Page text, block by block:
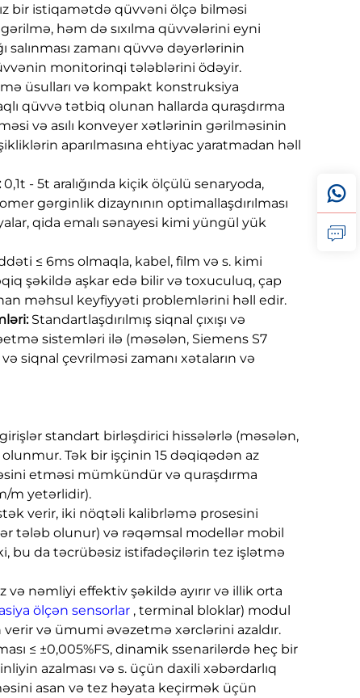
bir istiqamətdə qüvvəni ölçə bilməsi
həm də sıxılma qüvvələrini eyni
salınması zamanı qüvvə dəyərlərinin
monitorinqi tələblərini ödəyir.
üsulları və kompakt konstruksiya
qüvvə tətbiq olunan hallarda quraşdırma
və asılı konveyer xətlərinin gərilməsinin
aparılmasına ehtiyac yaratmadan həll
0,1t - 5t aralığında kiçik ölçülü senaryoda,
gərginlik dizaynının optimallaşdırılması
qida emalı sənayesi kimi yüngül yük
≤ 6ms olmaqla, kabel, film və s. kimi
şəkildə aşkar edə bilir və toxuculuq, çap
məhsul keyfiyyəti problemlərini həll edir.
Standartlaşdırılmış siqnal çıxışı və
sistemləri ilə (məsələn, Siemens S7
siqnal çevrilməsi zamanı xətaların və
standart birləşdirici hissələrlə (məsələn,
Tək bir işçinin 15 dəqiqədən az
etməsi mümkündür və quraşdırma
m yetərlidir).
verir, iki nöqtəli kalibrləmə prosesini
tələb olunur) və rəqəmsal modellər mobil
bu da təcrübəsiz istifadəçilərin tez işlətmə
və nəmliyi effektiv şəkildə ayırır və illik orta
ölçən sensorlar , terminal bloklar) modul
verir və ümumi əvəzetmə xərclərini azaldır.
≤ ±0,005%FS, dinamik ssenarilərdə heç bir
azalması və s. üçün daxili xəbərdarlıq
asan və tez həyata keçirmək üçün